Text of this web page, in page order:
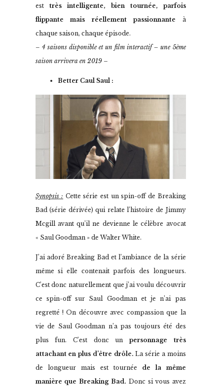
est très intelligente, bien tournée, parfois
flippante mais réellement passionnante à
chaque saison, chaque épisode.
– 4 saisons disponible et un film interactif – une 5ème
saison arrivera en 2019 –
Better Caul Saul :
Synopsis : Cette série est un spin-off de Breaking
Bad (série dérivée) qui relate l’histoire de Jimmy
Mcgill avant qu’il ne devienne le célèbre avocat
« Saul Goodman » de Walter White.
J’ai adoré Breaking Bad et l’ambiance de la série
même si elle contenait parfois des longueurs.
C’est donc naturellement que j’ai voulu découvrir
ce spin-off sur Saul Goodman et je n’ai pas
regretté ! On découvre avec compassion que la
vie de Saul Goodman n’a pas toujours été des
plus fun. C’est donc un personnage très
attachant en plus d’être drôle. La série a moins
de longueur mais est tournée de la même
manière que Breaking Bad. Donc si vous avez